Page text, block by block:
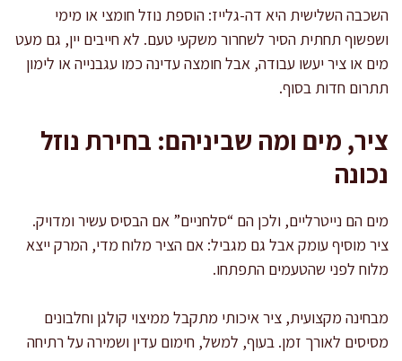
השכבה השלישית היא דה-גלייז: הוספת נוזל חומצי או מימי
ושפשוף תחתית הסיר לשחרור משקעי טעם. לא חייבים יין, גם מעט
מים או ציר יעשו עבודה, אבל חומצה עדינה כמו עגבנייה או לימון
תתרום חדות בסוף.
ציר, מים ומה שביניהם: בחירת נוזל
נכונה
מים הם נייטרליים, ולכן הם “סלחניים” אם הבסיס עשיר ומדויק.
ציר מוסיף עומק אבל גם מגביל: אם הציר מלוח מדי, המרק ייצא
מלוח לפני שהטעמים התפתחו.
מבחינה מקצועית, ציר איכותי מתקבל ממיצוי קולגן וחלבונים
מסיסים לאורך זמן. בעוף, למשל, חימום עדין ושמירה על רתיחה